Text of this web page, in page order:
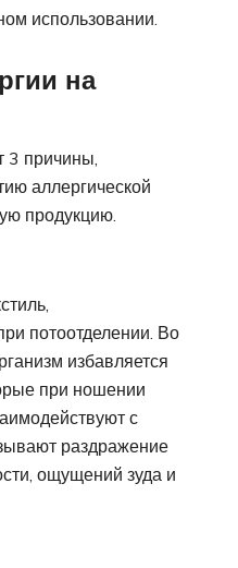
использовании.
на
причины,
аллергической
продукцию.
потоотделении. Во
избавляется
при ношении
с
раздражение
ощущений зуда и